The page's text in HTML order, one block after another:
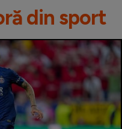
din sport